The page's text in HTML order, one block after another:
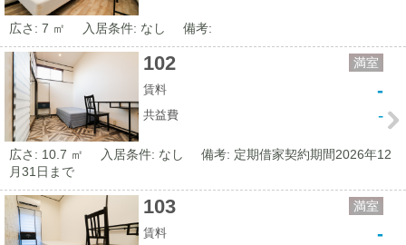
広さ: 7 ㎡ 入居条件: なし 備考:
102 満室
賃料 -
共益費 -
広さ: 10.7 ㎡ 入居条件: なし
備考: 定期借家契約期間2026年12
月31日まで
103 満室
賃料 -